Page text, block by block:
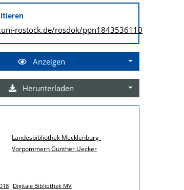
rostock.de/rosdok/ppn1843536110
Anzeigen
Herunterladen
Landesbibliothek Mecklenburg-
Vorpommern Günther Uecker
Digitale Bibliothek MV